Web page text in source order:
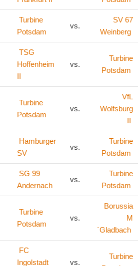
Turbine
Potsdam
vs.
SV 67
Weinberg
TSG
Hoffenheim
II
vs.
Turbine
Potsdam
Turbine
Potsdam
vs.
VfL
Wolfsburg
II
Hamburger
SV
vs.
Turbine
Potsdam
SG 99
Andernach
vs.
Turbine
Potsdam
Turbine
Potsdam
vs.
Borussia
M
´Gladbach
FC
Ingolstadt
vs.
Turbine